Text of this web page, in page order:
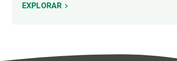
EXPLORAR